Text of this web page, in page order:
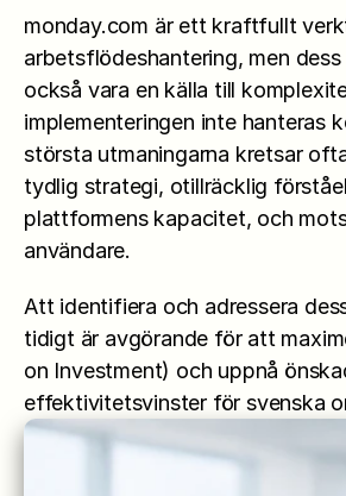
monday.com är ett kraftfullt
arbetsflödeshantering, men
också vara en källa till
implementeringen inte hanteras
största utmaningarna kretsar
tydlig strategi, otillräcklig
plattformens kapacitet, och
användare.
Att identifiera och adressera
tidigt är avgörande för att
on Investment) och uppnå
effektivitetsvinster för svenska